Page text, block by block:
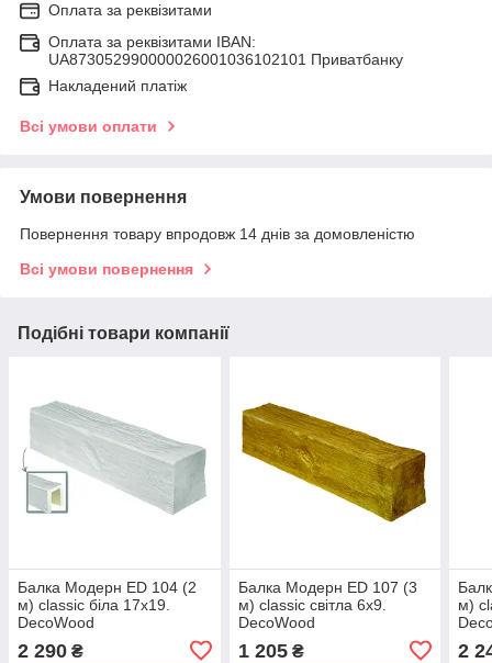
Оплата за реквізитами
Оплата за реквізитами IBAN:
UA873052990000026001036102101 Приватбанку
Накладений платіж
Всі умови оплати
Умови повернення
Повернення товару впродовж 14 днів за домовленістю
Всі умови повернення
Подібні товари компанії
Балка Модерн ED 104 (2
м) classic біла 17х19.
DecoWood
2 290 ₴
Балка Модерн ED 107 (3
м) classic світла 6х9.
DecoWood
1 205₴
м)
2